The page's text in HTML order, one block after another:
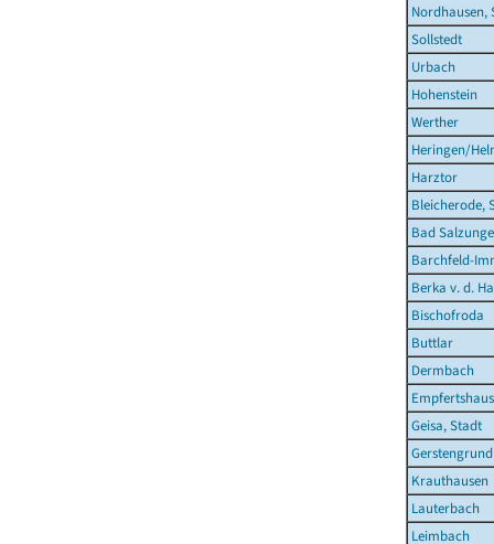
Nordhausen,
Sollstedt
Urbach
Hohenstein
Werther
Heringen/
Harztor
Bleicherode,
Bad
Barchfeld-
Berka v. d.
Bischofroda
Buttlar
Dermbach
Geisa, Stadt
Gerstengrund
Krauthausen
Lauterbach
Leimbach